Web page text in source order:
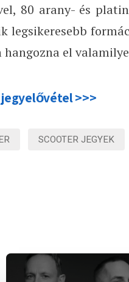
80 arany- és
legsikeresebb
hangozna el
jegyelővétel >>>
SCOOTER JEGYEK